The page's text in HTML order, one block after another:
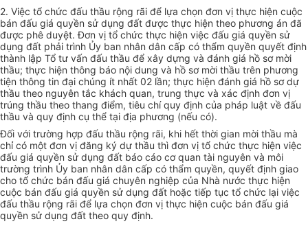
2. Việc tổ chức đấu thầu rộng rãi để lựa chọn đơn vị thực hiện cuộc
bán đấu giá quyền sử dụng đất được thực hiện theo phương án đã
được phê duyệt. Đơn vị tổ chức thực hiện việc đấu giá quyền sử
dụng đất phải trình Ủy ban nhân dân cấp có thẩm quyền quyết định
thành lập Tổ tư vấn đấu thầu để xây dựng và đánh giá hồ sơ mời
thầu; thực hiện thông báo nội dung và hồ sơ mời thầu trên phương
tiện thông tin đại chúng ít nhất 02 lần; thực hiện đánh giá hồ sơ dự
thầu theo nguyên tắc khách quan, trung thực và xác định đơn vị
trúng thầu theo thang điểm, tiêu chí quy định của pháp luật về đấu
thầu và quy định cụ thể tại địa phương (nếu có).
Đối với trường hợp đấu thầu rộng rãi, khi hết thời gian mời thầu mà
chỉ có một đơn vị đăng ký dự thầu thì đơn vị tổ chức thực hiện việc
đấu giá quyền sử dụng đất báo cáo cơ quan tài nguyên và môi
trường trình Ủy ban nhân dân cấp có thẩm quyền, quyết định giao
cho tổ chức bán đấu giá chuyên nghiệp của Nhà nước thực hiện
cuộc bán đấu giá quyền sử dụng đất hoặc tiếp tục tổ chức lại việc
đấu thầu rộng rãi để lựa chọn đơn vị thực hiện cuộc bán đấu giá
quyền sử dụng đất theo quy định.